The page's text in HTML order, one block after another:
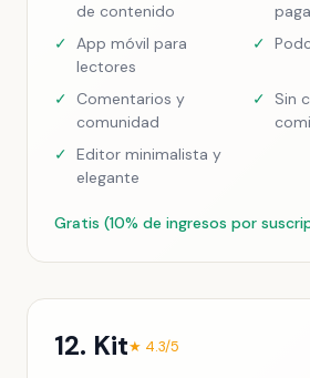
de contenido
✓ App móvil para
lectores
✓
✓
Comentarios y
comunidad
✓
Sin
✓ Editor minimalista y
elegante
Gratis (10% de ingresos por
12. Kit★ 4.3/5